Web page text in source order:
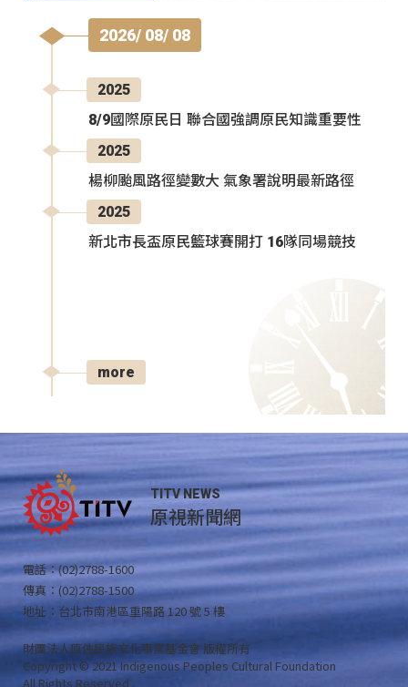
2026/ 08/ 08
2025
8/9國際原民日 聯合國強調原民知識重要性
2025
楊柳颱風路徑變數大 氣象署說明最新路徑
2025
新北市長盃原民籃球賽開打 16隊同場競技
more
TITV NEWS
原視新聞網
電話：(02)2788-1600
傳真：(02)2788-1500
地址：台北市南港區重陽路 120 號 5 樓
財團法人原住民族文化事業基金會 版權所有
Copyright © 2021 Indigenous Peoples Cultural Foundation
All Rights Reserved .